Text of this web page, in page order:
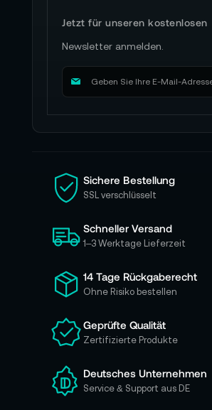
Jetzt für unseren kostenlosen
Newsletter anmelden.
M
d
i
e
s
c
h
ü
r
u
e
e
n
N
Sichere Bestellung
SSL verschlüsselt
Schneller Versand
1–3 Werktage Lieferzeit
14 Tage Rückgaberecht
Ohne Risiko bestellen
Geprüfte Qualität
Zertifizierte Produkte
Deutsches Unternehmen
Service & Support aus DE